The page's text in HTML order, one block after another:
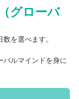
グローバ
を選べます。
バルマインドを身に